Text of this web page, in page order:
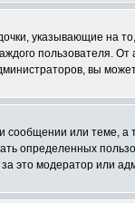
указывающие на
пользователя.
вы
или теме, а
определенных
модератор или